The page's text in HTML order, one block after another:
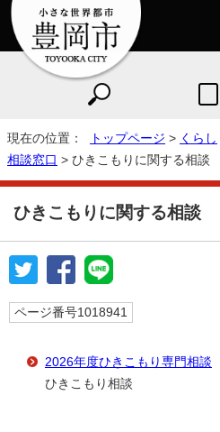
現在の位置： トップページ > くらし
相談窓口 > ひきこもりに関する相談
ひきこもりに関する相談
ページ番号1018941
2026年度ひきこもり専門相談
ひきこもり相談